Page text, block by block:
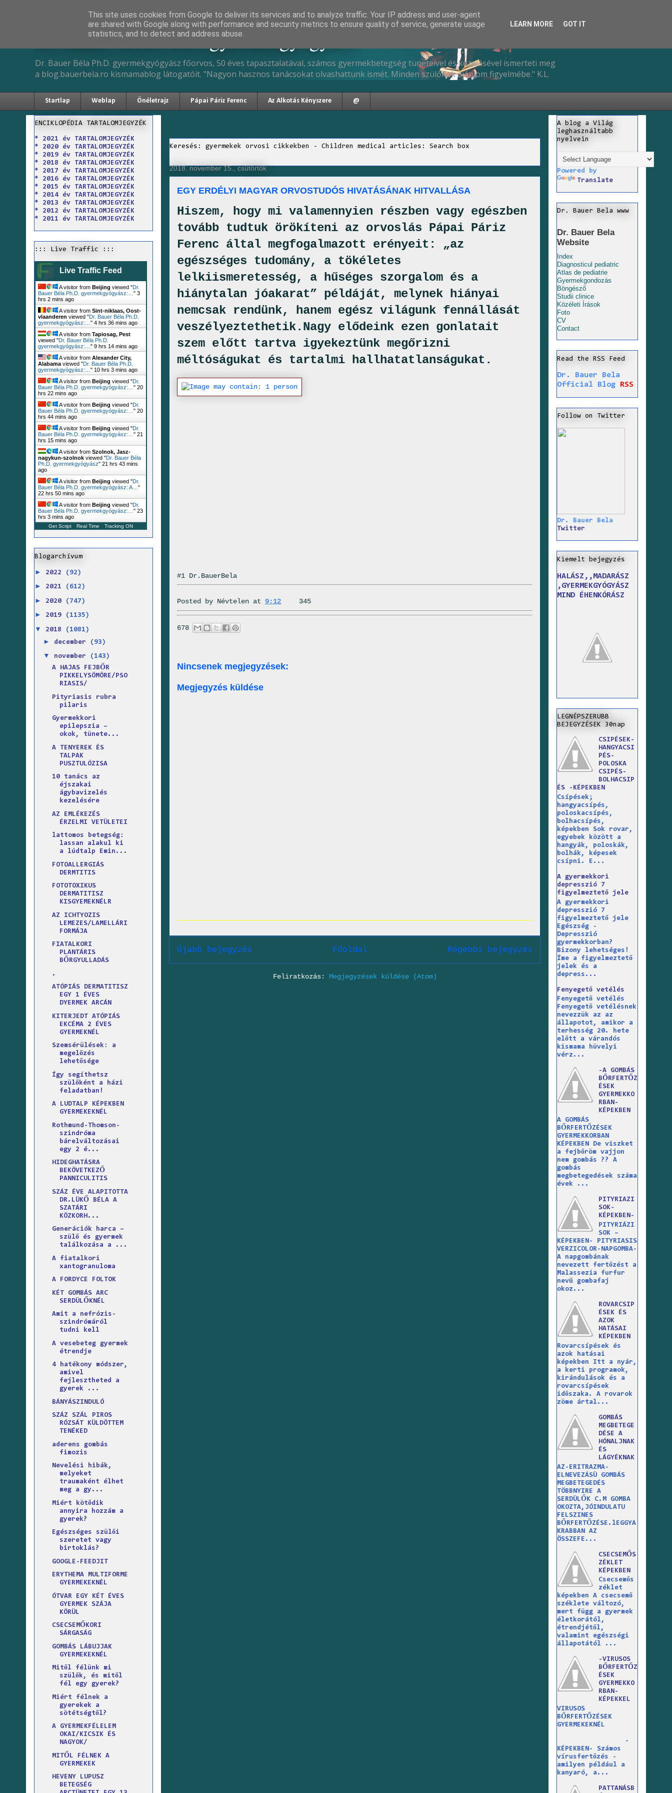
Dr. Bauer Béla Ph.D. gyermekgyógyász
Dr. Bauer Béla Ph.D. gyermekgyógyász főorvos, 50 éves tapasztalatával, számos gyermekbetegség tüneteivel és kezelésével ismerteti meg
a blog.bauerbela.ro kismamablog látogatóit. "Nagyon hasznos tanácsokat olvashattunk ismét. Minden szülőnek ajánlom figyelmébe." K.L.
Startlap Weblap Önéletrajz Pápai Páriz Ferenc Az Alkotás Kényszere @
Keresés: gyermekek orvosi cikkekben - Children medical articles: Search box
2018. november 15., csütörtök
EGY ERDÉLYI MAGYAR ORVOSTUDÓS HIVATÁSÁNAK HITVALLÁSA
Hiszem, hogy mi valamennyien részben vagy egészben
tovább tudtuk örökíteni az orvoslás Pápai Páriz
Ferenc által megfogalmazott erényeit: „az
egészséges tudomány, a tökéletes
lelkiismeretesség, a hűséges szorgalom és a
hiánytalan jóakarat” példáját, melynek hiányai
nemcsak rendünk, hanem egész világunk fennállását
veszélyeztethetik.Nagy elődeink ezen gonlatait
szem előtt tartva igyekeztünk megőrizni
méltóságukat és tartalmi hallhatatlanságukat.
#1 Dr.BauerBela
Posted by Névtelen at 9:12 345
678
Nincsenek megjegyzések:
Megjegyzés küldése
Újabb bejegyzés Régebbi bejegyzés
Főoldal
Feliratkozás: Megjegyzések küldése (Atom)
ENCIKLOPÉDIA TARTALOMJEGYZÉK
* 2021 év TARTALOMJEGYZÉK
* 2020 év TARTALOMJEGYZÉK
* 2019 év TARTALOMJEGYZÉK
* 2018 év TARTALOMJEGYZÉK
* 2017 év TARTALOMJEGYZÉK
* 2016 év TARTALOMJEGYZÉK
* 2015 év TARTALOMJEGYZÉK
* 2014 év TARTALOMJEGYZÉK
* 2013 év TARTALOMJEGYZÉK
* 2012 év TARTALOMJEGYZÉK
* 2011 év TARTALOMJEGYZÉK
::: Live Traffic :::
Live Traffic Feed
A visitor from Beijing viewed "Dr.
Bauer Béla Ph.D. gyermekgyógyász:… " 3
hrs 2 mins ago
A visitor from Sint-niklaas, Oost-
vlaanderen viewed "Dr. Bauer Béla Ph.D.
gyermekgyógyász:… " 4 hrs 36 mins ago
A visitor from Tapiosag, Pest
viewed "Dr. Bauer Béla Ph.D.
gyermekgyógyász:… " 9 hrs 14 mins ago
A visitor from Alexander City,
Alabama viewed "Dr. Bauer Béla Ph.D.
gyermekgyógyász:… " 10 hrs 3 mins ago
A visitor from Beijing viewed "Dr.
Bauer Béla Ph.D. gyermekgyógyász:… " 20
hrs 22 mins ago
A visitor from Beijing viewed "Dr.
Bauer Béla Ph.D. gyermekgyógyász:… " 20
hrs 44 mins ago
A visitor from Beijing viewed "Dr.
Bauer Béla Ph.D. gyermekgyógyász:… " 21
hrs 15 mins ago
A visitor from Szolnok, Jasz-
nagykun-szolnok viewed "Dr. Bauer Béla
Ph.D. gyermekgyógyász" 21 hrs 43 mins
ago
A visitor from Beijing viewed "Dr.
Bauer Béla Ph.D. gyermekgyógyász: A… "
22 hrs 50 mins ago
A visitor from Beijing viewed "Dr.
Bauer Béla Ph.D. gyermekgyógyász:… " 23
hrs 3 mins ago
Get Script Real Time Tracking ON
Blogarchívum
► 2022 (92)
► 2021 (612)
► 2020 (747)
► 2019 (1135)
▼ 2018 (1081)
► december (93)
▼ november
(143)
A HAJAS FEJBŐR
PIKKELYSÖMÖRE/PSO
RIASIS/
Pityriasis rubra
pilaris
Gyermekkori
epilepszia –
okok, tünete...
A TENYEREK ÉS
TALPAK
PUSZTULÓZISA
10 tanács az
éjszakai
ágybavizelés
kezelésére
AZ EMLÉKEZÉS
ÉRZELMI VETÜLETEI
lattomos betegség:
lassan alakul ki
a lúdtalp Emin...
FOTOALLERGIÁS
DERMTITIS
FOTOTOXIKUS
DERMATITISZ
KISGYEMEKNÉLR
AZ ICHTYOZIS
LEMEZES/LAMELLÁRI
FORMÁJA
FIATALKORI
PLANTÁRIS
BŐRGYULLADÁS
.
ATÓPIÁS DERMATITISZ
EGY 1 ÉVES
DYERMEK ARCÁN
KITERJEDT ATÓPIÁS
EKCÉMA 2 ÉVES
GYERMEKNÉL
Szemsérülések: a
megelőzés
lehetősége
Így segíthetsz
szülőként a házi
feladatban!
A LUDTALP KÉPEKBEN
GYERMEKEKNÉL
Rothmund-Thomson-
szindróma
bárelváltozásai
egy 2 é...
HIDEGHATÁSRA
BEKÖVETKEZŐ
PANNICULITIS
SZÁZ ÉVE ALAPITOTTA
DR.LÜKŐ BÉLA A
SZATÁRI
KÖZKORH...
Generációk harca –
szülő és gyermek
találkozása a ...
A fiatalkori
xantogranuloma
A FORDYCE FOLTOK
KÉT GOMBÁS ARC
SERDÜLŐKNÉL
Amit a nefrózis-
szindrómáról
tudni kell
A vesebeteg gyermek
étrendje
4 hatékony módszer,
amivel
fejlesztheted a
gyerek ...
BÁNYÁSZINDULÓ
SZÁZ SZÁL PIROS
RÓZSÁT KÜLDÖTTEM
TENÉKED
aderens gombás
fimozis
Nevelési hibák,
melyeket
traumaként élhet
meg a gy...
Miért kötődik
annyira hozzám a
gyerek?
Egészséges szülői
szeretet vagy
birtoklás?
GOOGLE-FEEDJIT
ERYTHEMA MULTIFORME
GYERMEKEKNÉL
ÓTVAR EGY KÉT ÉVES
GYERMEK SZÁJA
KÖRÜL
CSECSEMŐKORI
SÁRGASÁG
GOMBÁS LÁBUJJAK
GYERMEKEKNÉL
Mitől félünk mi
szülők, és mitől
fél egy gyerek?
Miért félnek a
gyerekek a
sötétségtől?
A GYERMEKFÉLELEM
OKAI/KICSIK ÉS
NAGYOK/
MITŐL FÉLNEK A
GYERMEKEK
HEVENY LUPUSZ
BETEGSÉG
A blog a Világ
leghasználtabb
nyelvein
Powered by
Translate
Dr. Bauer Bela www
Dr. Bauer Bela
Website
Index
Diagnosticul pediatric
Atlas de pediatrie
Gyermekgondozás
Böngésző
Studii clinice
Közéleti Írások
Foto
CV
Contact
Read the RSS Feed
Dr. Bauer Bela
Official Blog
RSS
Follow on Twitter
Dr. Bauer Bela
Twitter
Kiemelt bejegyzés
HALÁSZ,,MADARÁSZ
,GYERMEKGYÓGYÁSZ
MIND ÉHENKÓRÁSZ
LEGNÉPSZERUBB
BEJEGYZÉSEK 30nap
CSIPÉSEK-
HANGYACSI
PÉS-
POLOSKA
CSIPÉS-
BOLHACSIP
ÉS -KÉPEKBEN
Csípések;
hangyacsípés,
poloskacsípés,
bolhacsípés,
képekben Sok rovar,
egyebek között a
hangyák, poloskák,
bolhák, képesek
csípni. E...
A gyermekkori
depresszió 7
figyelmeztető jele
A gyermekkori
depresszió 7
figyelmeztető jele
Egészség -
Depresszió
gyermekkorban?
Bizony lehetséges!
Íme a figyelmeztető
jelek és a
depress...
Fenyegető vetélés
Fenyegető vetélés
Fenyegető vetélésnek
nevezzük az az
állapotot, amikor a
terhesség 20. hete
előtt a várandós
kismama hüvelyi
vérz...
-A GOMBÁS
BŐRFERTŐZ
ÉSEK
GYERMEKKO
RBAN-
KÉPEKBEN
A GOMBÁS
BŐRFERTŐZÉSEK
GYERMEKKORBAN
KÉPEKBEN De viszket
a fejbőröm vajjon
nem gombás ?? A
gombás
megbetegedések száma
évek ...
PITYRIAZI
SOK-
KÉPEKBEN-
PITYRIÁZI
SOK –
KÉPEKBEN- PITYRIASIS
VERZICOLOR-NAPGOMBA-
A napgombának
nevezett fertőzést a
Malassezia furfur
nevű gombafaj
okoz...
ROVARCSIP
ÉSEK ÉS
AZOK
HATÁSAI
KÉPEKBEN
Rovarcsípések és
azok hatásai
képekben Itt a nyár,
a kerti programok,
kirándulások és a
rovarcsípések
időszaka. A rovarok
zöme ártal...
GOMBÁS
MEGBETEGE
DÉSE A
HÓNALJNAK
ÉS
LÁGYÉKNAK
AZ-ERITRAZMA-
ELNEVEZÁSÜ GOMBÁS
MEGBETEGEDÉS
TÖBBNYIRE A
SERDÜLŐK C.M GOMBA
OKOZTA,JÓINDULATU
FELSZINES
BŐRFERTŐZÉSE.lEGGYA
KRABBAN AZ
ÖSSZEFE...
CSECSEMŐS
ZÉKLET
KÉPEKBEN
Csecsemős
zéklet
képekben A csecsemő
széklete változó,
mert függ a gyermek
életkorától,
étrendjétől,
valamint egészségi
állapotától ...
-VIRUSOS
BŐRFERTŐZ
ÉSEK
GYERMEKKO
RBAN-
KÉPEKKEL
VIRUSOS
BŐRFERTŐZÉSEK
GYERMEKEKNÉL
-
KÉPEKBEN- Számos
vírusfertőzés -
amilyen például a
kanyaró, a...
PATTANÁSB
This site uses cookies from Google to deliver its services and to analyze traffic. Your IP address and user-agent
are shared with Google along with performance and security metrics to ensure quality of service, generate usage
statistics, and to detect and address abuse.
LEARN MORE GOT IT